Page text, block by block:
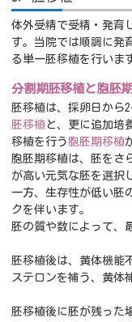
体外受精で受精・発育
す。当院では順調に発
る単一胚移植を行いま
分割期胚移植と胞胚
胚移植は、採卵日から
胚移植と、更に追加培
移植を行う胞胚期移植
胞胚期移植は、胚をさ
が高い元気な胚を選択
一方、生存性が低い胚
クを伴います。
胚の質や数によって、
胚移植後は、黄体機能
ステロンを補う、黄体
胚移植後に胚が残った